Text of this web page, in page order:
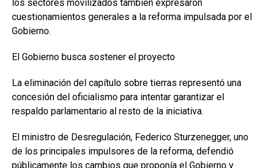
los sectores movilizados también expresaron
cuestionamientos generales a la reforma impulsada por el
Gobierno.
El Gobierno busca sostener el proyecto
La eliminación del capítulo sobre tierras representó una
concesión del oficialismo para intentar garantizar el
respaldo parlamentario al resto de la iniciativa.
El ministro de Desregulación, Federico Sturzenegger, uno
de los principales impulsores de la reforma, defendió
públicamente los cambios que proponía el Gobierno y